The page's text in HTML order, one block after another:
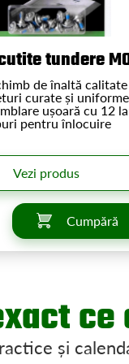
tundere
de înaltă calitate
curate și
ușoară cu 12
pentru înlocuire
Vezi produs
Cumpără
și